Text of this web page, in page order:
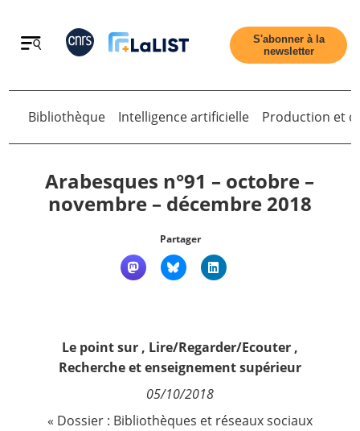
Retour
Contact
Nous suivre
S'abonner à la
newsletter
Retour
Bibliothèque Intelligence artificielle Production et
Arabesques n°91 – octobre –
novembre – décembre 2018
Partager
Le point sur , Lire/Regarder/Ecouter ,
Recherche et enseignement supérieur
05/10/2018
« Dossier : Bibliothèques et réseaux sociaux